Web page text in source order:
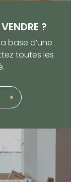
?
base d’une
toutes les